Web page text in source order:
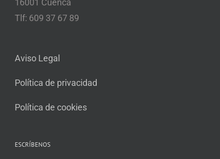
16001 Cuenca
Tlf: 609 37 67 89
Aviso Legal
Política de privacidad
Política de cookies
ESCRÍBENOS